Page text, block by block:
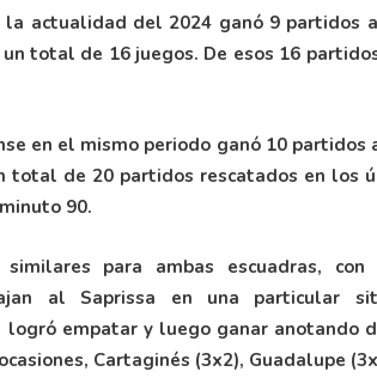
actualidad del 2024 ganó 9 partidos
total de 16 juegos. De esos 16
en el mismo periodo ganó 10 partidos
total de 20 partidos rescatados en los
90.
para ambas escuadras,
al Saprissa en una particular
empatar y luego ganar anotando
Cartaginés (3x2), Guadalupe